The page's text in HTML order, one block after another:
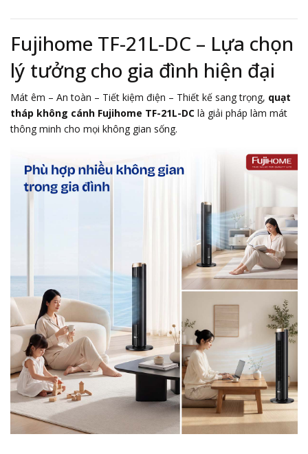
Fujihome TF-21L-DC – Lựa chọn
lý tưởng cho gia đình hiện đại
Mát êm – An toàn – Tiết kiệm điện – Thiết kế sang trọng, quạt
tháp không cánh Fujihome TF-21L-DC là giải pháp làm mát
thông minh cho mọi không gian sống.